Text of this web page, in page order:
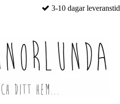
3-10 dagar leveranstid